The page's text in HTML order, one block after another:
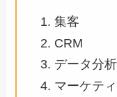
集客
CRM
データ分析
マーケテ